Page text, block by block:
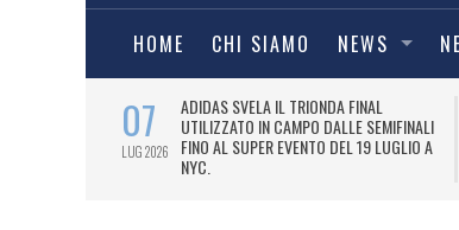
HOME CHI SIAMO NEWS
07
LUG 2026
ADIDAS SVELA IL TRIONDA FINAL
UTILIZZATO IN CAMPO DALLE SEMIFINALI
FINO AL SUPER EVENTO DEL 19 LUGLIO A
NYC.